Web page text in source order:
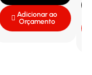
Adicionar ao
Orçamento